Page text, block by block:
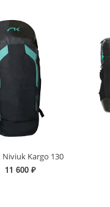
Kargo 130
11 600 ₽